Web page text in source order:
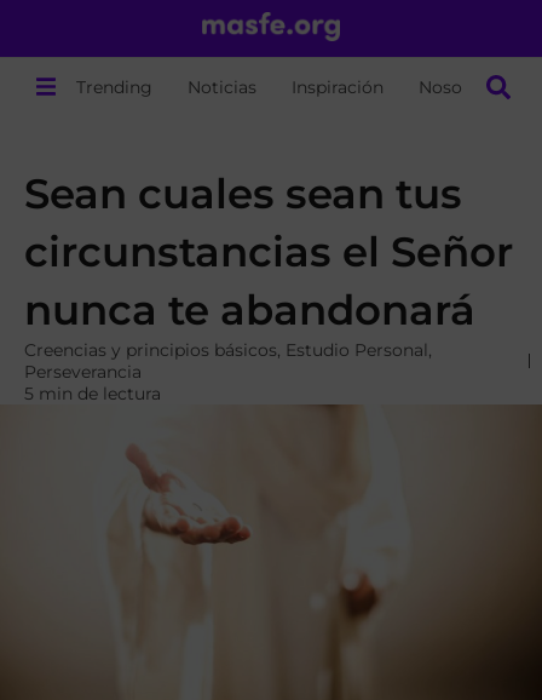
Trending Noticias Inspiración Nosotros
Sean cuales sean tus
circunstancias el Señor
nunca te abandonará
Creencias y principios básicos, Estudio Personal,
Perseverancia
5 min de lectura